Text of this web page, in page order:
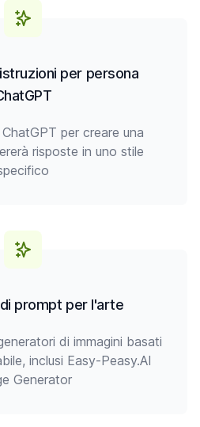
per persona
per creare una
risposte in uno stile
prompt per l'arte
di immagini basati
inclusi Easy-Peasy.AI
Generator